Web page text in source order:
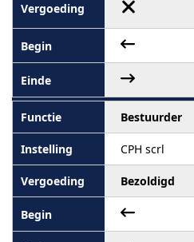
Bestuurder
CPH scrl
Bezoldigd